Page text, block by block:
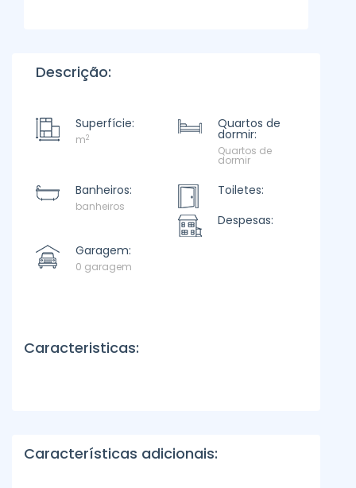
Descrição:
Superfície:
m2
Quartos de
dormir:
Quartos de
dormir
Banheiros:
banheiros
Toiletes:
Despesas:
Garagem:
0 garagem
Caracteristicas:
Características adicionais: